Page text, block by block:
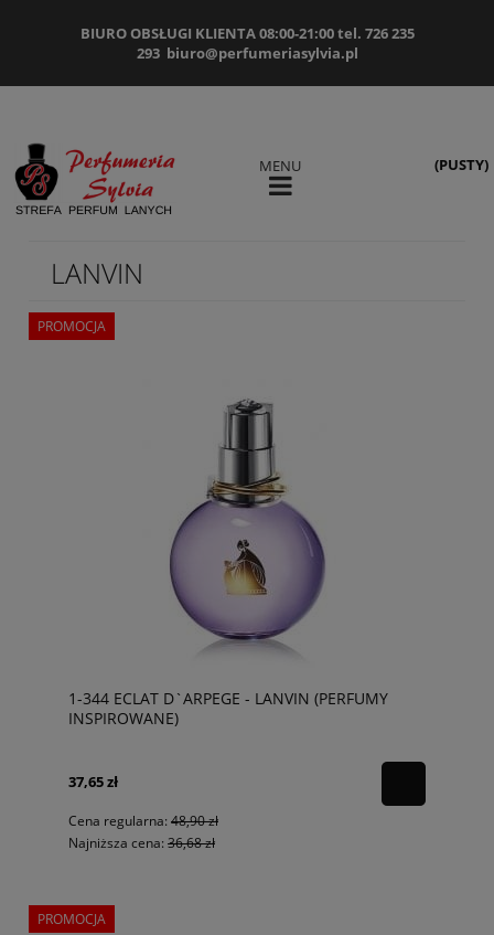
BIURO OBSŁUGI KLIENTA 08:00-21:00 tel. 726 235
293 biuro@perfumeriasylvia.pl
(PUSTY)
MENU
LANVIN
1-344 ECLAT D`ARPEGE - LANVIN (PERFUMY
INSPIROWANE)
37,65 zł
Cena regularna: 48,90 zł
Najniższa cena: 36,68 zł
PROMOCJA
PROMOCJA